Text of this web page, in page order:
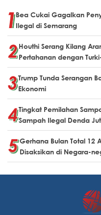
Bea Cukai Gagalkan
Ilegal di Semarang
Houthi Serang Kilang
Pertahanan dengan
Trump Tunda Serangan
Ekonomi
Tingkat Pemilahan
Sampah Ilegal Denda
Gerhana Bulan Total 12
Disaksikan di Negara-